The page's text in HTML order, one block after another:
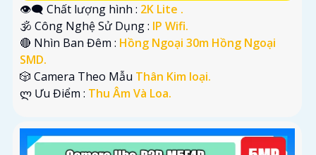
👁️‍🗨 Chất lượng hình : 2K Lite .
🕉️ Công Nghệ Sử Dụng : IP Wifi.
🔴 Nhìn Ban Đêm : Hồng Ngoại 30m Hồng Ngoại
SMD.
🎲 Camera Theo Mẫu Thân Kim loại.
️ლ Ưu Điểm : Thu Âm Và Loa.